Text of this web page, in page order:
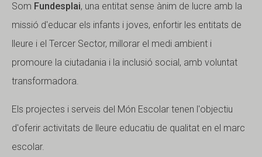
Som Fundesplai, una entitat sense ànim de lucre amb la
missió d'educar els infants i joves, enfortir les entitats de
lleure i el Tercer Sector, millorar el medi ambient i
promoure la ciutadania i la inclusió social, amb voluntat
transformadora.
Els projectes i serveis del Món Escolar tenen l'objectiu
d'oferir activitats de lleure educatiu de qualitat en el marc
escolar.